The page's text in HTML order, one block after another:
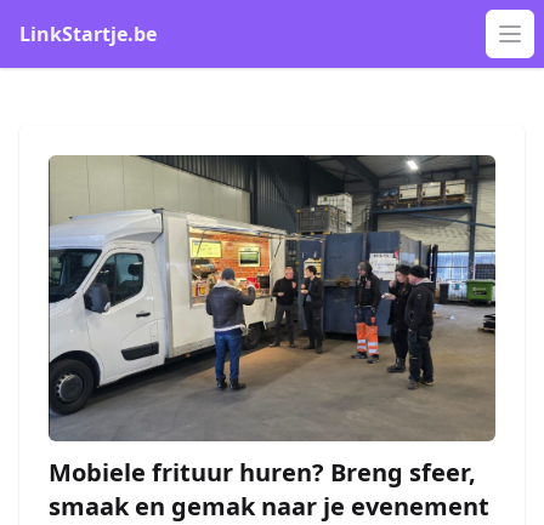
LinkStartje.be
Mobiele frituur huren? Breng sfeer,
smaak en gemak naar je evenement